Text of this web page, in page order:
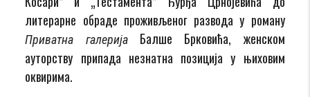
литерарне обраде проживљеног развода у роману
Приватна галеријаБалше Брковића, женском
ауторству припада незнатна позиција у њиховим
оквирима.